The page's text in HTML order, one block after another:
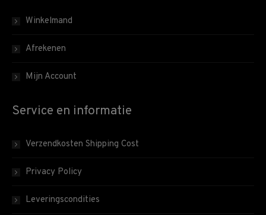
Winkelmand
Afrekenen
Mijn Account
Service en informatie
Verzendkosten Shipping Cost
Privacy Policy
Leveringscondities